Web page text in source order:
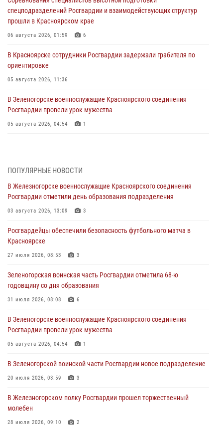
спецподразделений Росгвардии и взаимодействующих структур
прошли в Красноярском крае
06 августа 2026, 01:59 6
В Красноярске сотрудники Росгвардии задержали грабителя по
ориентировке
05 августа 2026, 11:36
В Зеленогорске военнослужащие Красноярского соединения
Росгвардии провели урок мужества
05 августа 2026, 04:54 1
05 августа 2026, 04:52 1
В Красноярске сотрудники вневедомственной охраны Росгвардии
задержали подозреваемого в серии краж из гипермаркета
04 августа 2026, 09:57
Сотрудники Росгвардии обеспечили общественный порядок во
время проведения экстремального заплыва в Дудинке
04 августа 2026, 08:36
В Красноярске сотрудники Росгвардии задержали подозреваемого
в серии краж из супермаркета
04 августа 2026, 06:50
Военнослужащие Красноярского соединения Росгвардии
познакомили отдыхающих детей с тонкостями РХБ защиты
03 августа 2026, 13:12 2
ПОПУЛЯРНЫЕ НОВОСТИ
В Железногорске военнослужащие Красноярского соединения
Росгвардии отметили день образования подразделения
03 августа 2026, 13:09 3
Росгвардейцы обеспечили безопасность футбольного матча в
Красноярске
27 июля 2026, 08:53 3
Зеленогорская воинская часть Росгвардии отметила 68-ю
годовщину со дня образования
31 июля 2026, 08:08 6
В Зеленогорске военнослужащие Красноярского соединения
Росгвардии провели урок мужества
05 августа 2026, 04:54 1
В Зеленогорской воинской части Росгвардии новое подразделение
20 июля 2026, 03:59 3
В Железногорском полку Росгвардии прошел торжественный
молебен
28 июля 2026, 09:10 2